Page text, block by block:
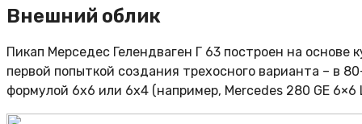
Внешний облик
Пикап Мерседес Гелендваген Г 63 построен на
первой попыткой создания трехосного варианта – в
формулой 6х6 или 6х4 (например, Mercedes 280 GE